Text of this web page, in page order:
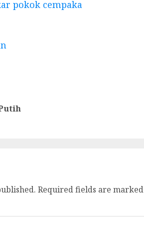
pokok cempaka
Required fields are marked